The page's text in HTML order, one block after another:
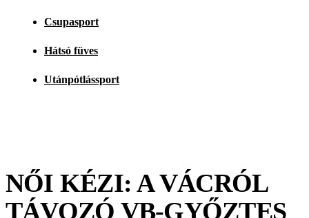
Csupasport
Hátsó füves
Utánpótlássport
NŐI KÉZI: A VÁCRÓL
TÁVOZÓ VB-GYŐZTES